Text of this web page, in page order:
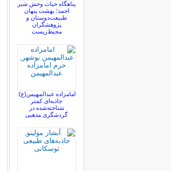
پناهگاه حیات وحش شیر
احمد؛ بهشت پنهان
طبیعت‌دوستان و
پژوهشگران
محیط‌زیست
امامزاده عبدالمهیمن(ع):
جاذبه‌ای کمتر
شناخته‌شده در
گردشگری مذهبی